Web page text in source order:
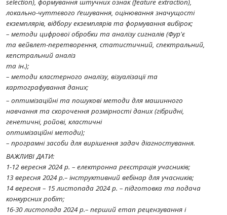
selection), формування штучних ознак (feature extraction),
локально-чуттєвого ґешування, оцінювання значущості
екземплярів, відбору екземплярів та формування вибірок;
– методи цифрової обробки та аналізу сигналів (Фур'є
та вейвлет-перетворення, статистичний, спектральний,
кепстральний аналіз
та ін.);
– методи кластерного аналізу, візуалізації та
картографування даних;
– оптимізаційні та пошукові методи для машинного
навчання та скорочення розмірності даних (гібридні,
генетичні, ройові, кластичні
оптимізаційні методи);
– програмні засоби для вирішення задач діагностування.
ВАЖЛИВІ ДАТИ:
1-12 вересня 2024 р. – електронна реєстрація учасників;
13 вересня 2024 р.– інструктивний вебінар для учасників;
14 вересня – 15 листопада 2024 р. – підготовка та подача
конкурсних робіт;
16-30 листопада 2024 р.– перший етап рецензування і